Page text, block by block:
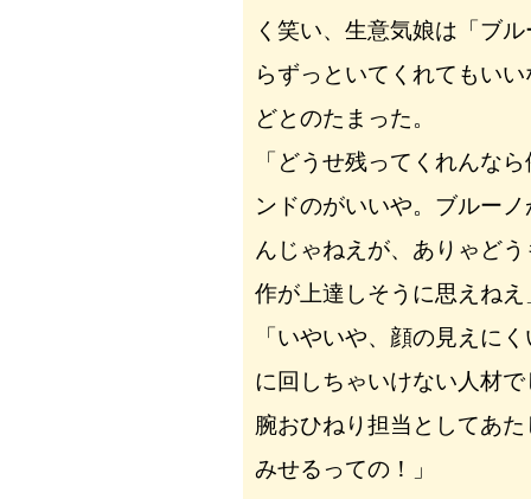
く笑い、生意気娘は「ブ
らずっといてくれてもい
どとのたまった。
「どうせ残ってくれんな
ンドのがいいや。ブルー
んじゃねえが、ありゃど
作が上達しそうに思えねえ
「いやいや、顔の見えに
に回しちゃいけない人材
腕おひねり担当としてあ
みせるっての！」